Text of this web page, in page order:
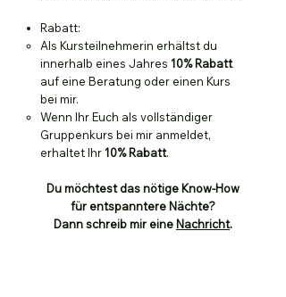
Rabatt:
Als Kursteilnehmerin erhältst du
innerhalb eines Jahres 10% Rabatt
auf eine Beratung oder einen Kurs
bei mir​.
Wenn Ihr Euch als vollständiger
Gruppenkurs bei mir anmeldet,
erhaltet Ihr10% Rabatt.
Du möchtest das nötige Know-How
für entspanntere Nächte?
Dann schreib mir eine Nachricht.